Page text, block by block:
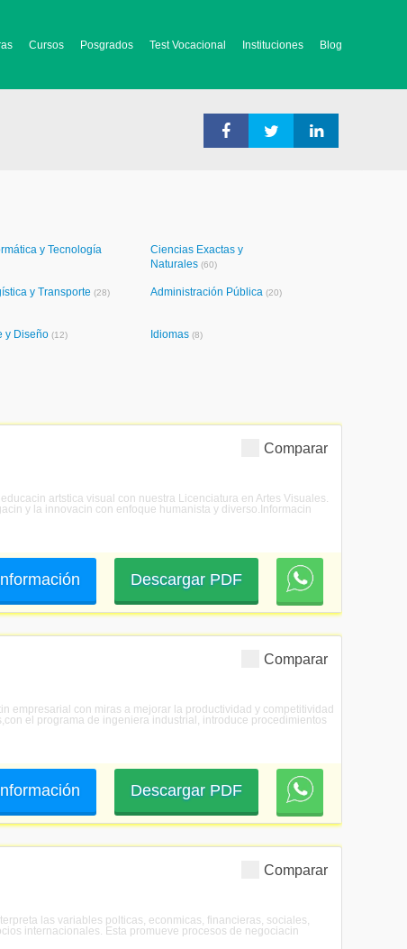
Cursos Posgrados Test Vocacional Instituciones Blog
y Tecnología
Ciencias Exactas y
Naturales (60)
y Transporte (28) Administración Pública (20)
y Diseño (12) Idiomas (8)
Comparar
artstica visual con nuestra Licenciatura en Artes Visuales.
y la innovacin con enfoque humanista y diverso.Informacin
Descargar PDF
Comparar
empresarial con miras a mejorar la productividad y competitividad
el programa de ingeniera industrial, introduce procedimientos
Descargar PDF
Comparar
las variables polticas, econmicas, financieras, sociales,
internacionales. Esta promueve procesos de negociacin